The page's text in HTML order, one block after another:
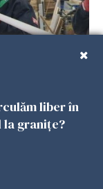
piardăliber în
la granițe?